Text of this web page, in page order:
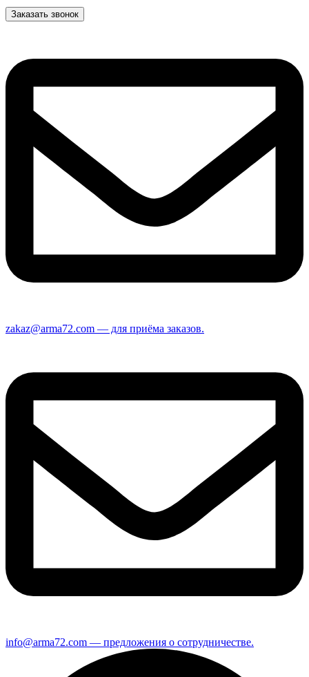
Заказать звонок
zakaz@arma72.com — для приёма заказов.
info@arma72.com — предложения о сотрудничестве.